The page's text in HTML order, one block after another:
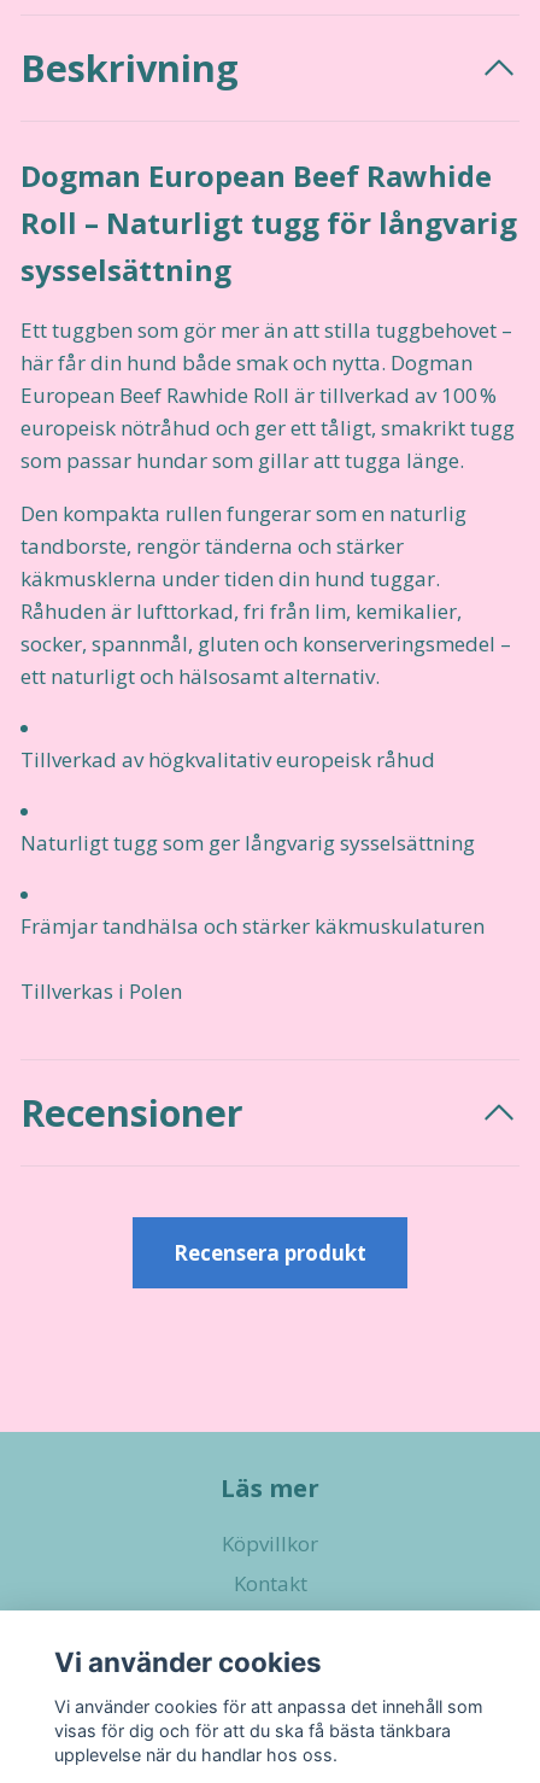
Beskrivning
Dogman European Beef Rawhide
Roll – Naturligt tugg för långvarig
sysselsättning
Ett tuggben som gör mer än att stilla tuggbehovet –
här får din hund både smak och nytta. Dogman
European Beef Rawhide Roll är tillverkad av 100 %
europeisk nöt­råhud och ger ett tåligt, smakrikt tugg
som passar hundar som gillar att tugga länge.
Den kompakta rullen fungerar som en naturlig
tandborste, rengör tänderna och stärker
käkmusklerna under tiden din hund tuggar.
Råhuden är lufttorkad, fri från lim, kemikalier,
socker, spannmål, gluten och konserveringsmedel –
ett naturligt och hälsosamt alternativ.
Tillverkad av högkvalitativ europeisk råhud
Naturligt tugg som ger långvarig sysselsättning
Främjar tandhälsa och stärker käkmuskulaturen
Tillverkas i Polen
Recensioner
Recensera produkt
Läs mer
Köpvillkor
Kontakt
Sociala medier
Vi använder cookies
Vi använder cookies för att anpassa det innehåll som
visas för dig och för att du ska få bästa tänkbara
upplevelse när du handlar hos oss.